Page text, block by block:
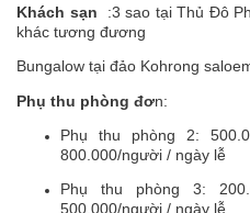
Khách sạn
:3 sao tại Thủ Đô
khác tương đương
Bungalow tại đảo Kohrong
Phụ thu phòng đơn:
Phụ thu phòng 2:
800.000/người / ngày lễ
Phụ thu phòng 3:
500.000/người / ngày lễ